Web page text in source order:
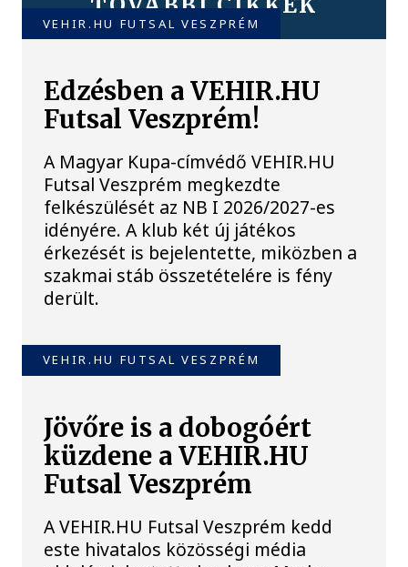
VEHIR.HU FUTSAL VESZPRÉM
Edzésben a VEHIR.HU
Futsal Veszprém!
A Magyar Kupa-címvédő VEHIR.HU
Futsal Veszprém megkezdte
felkészülését az NB I 2026/2027-es
idényére. A klub két új játékos
érkezését is bejelentette, miközben a
szakmai stáb összetételére is fény
derült.
VEHIR.HU FUTSAL VESZPRÉM
Jövőre is a dobogóért
küzdene a VEHIR.HU
Futsal Veszprém
A VEHIR.HU Futsal Veszprém kedd
este hivatalos közösségi média